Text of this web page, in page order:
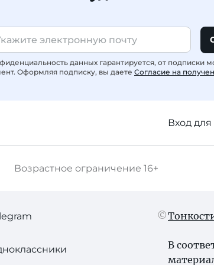
данных гарантируется, от подписки
Оформляя подписку, вы даете Согласие на
Вход
Возрастное ограничение 16+
В